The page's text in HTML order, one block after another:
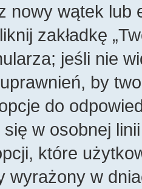
nowy wątek lub
zakładkę
jeśli nie
by
do
w osobnej
które
wyrażony w